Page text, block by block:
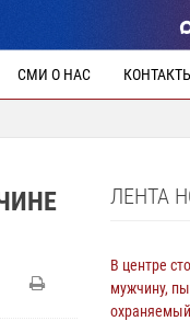
СМИ О НАС
ЛЕНТА
В центре
мужчину,